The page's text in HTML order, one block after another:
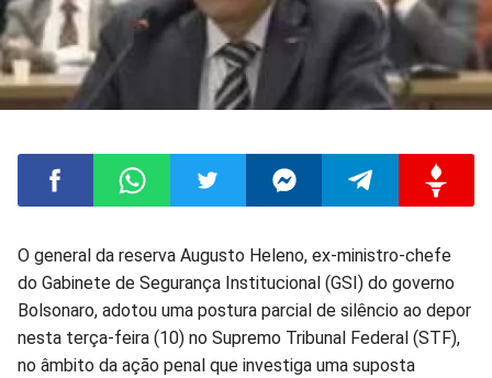
Compartilhar
no
Facebook
Compartilhar
no
Whatsapp
Compartilhar
no
Twitter
Compartilhar
no
Messenger
Compartilhar
no
Telegram
no
Gettr
O general da reserva Augusto Heleno, ex-ministro-chefe
do Gabinete de Segurança Institucional (GSI) do governo
Bolsonaro, adotou uma postura parcial de silêncio ao depor
nesta terça-feira (10) no Supremo Tribunal Federal (STF),
no âmbito da ação penal que investiga uma suposta